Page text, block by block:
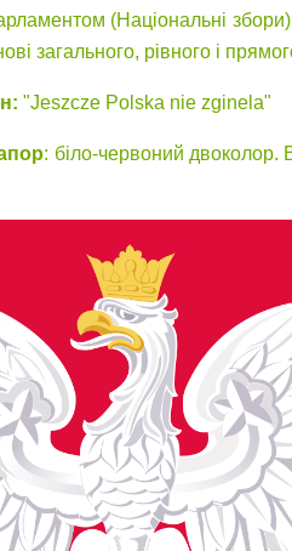
(Національні
загального, рівного і
"Jeszcze Polska nie zginela"
: біло-червоний двоколор.